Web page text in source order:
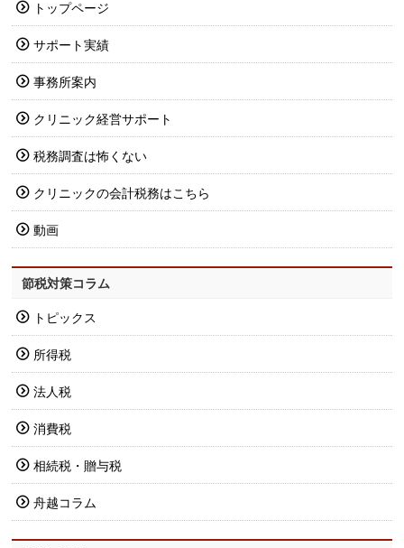
トップページ
サポート実績
事務所案内
クリニック経営サポート
税務調査は怖くない
クリニックの会計税務はこちら
動画
節税対策コラム
トピックス
所得税
法人税
消費税
相続税・贈与税
舟越コラム